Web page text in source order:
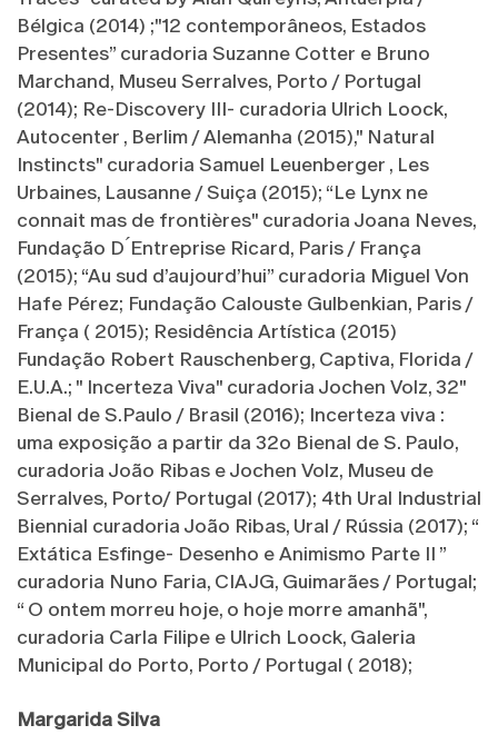
Bélgica (2014) ;"12 contemporâneos, Estados
Presentes” curadoria Suzanne Cotter e Bruno
Marchand, Museu Serralves, Porto / Portugal
(2014); Re-Discovery III- curadoria Ulrich Loock,
Autocenter , Berlim / Alemanha (2015)," Natural
Instincts" curadoria Samuel Leuenberger , Les
Urbaines, Lausanne / Suiça (2015); “Le Lynx ne
connait mas de frontières" curadoria Joana Neves,
Fundação D ́Entreprise Ricard, Paris / França
(2015); “Au sud d’aujourd’hui” curadoria Miguel Von
Hafe Pérez; Fundação Calouste Gulbenkian, Paris /
França ( 2015); Residência Artística (2015)
Fundação Robert Rauschenberg, Captiva, Florida /
E.U.A.; " Incerteza Viva" curadoria Jochen Volz, 32"
Bienal de S.Paulo / Brasil (2016); Incerteza viva :
uma exposição a partir da 32o Bienal de S. Paulo,
curadoria João Ribas e Jochen Volz, Museu de
Serralves, Porto/ Portugal (2017); 4th Ural Industrial
Biennial curadoria João Ribas, Ural / Rússia (2017); “
Extática Esfinge- Desenho e Animismo Parte II ”
curadoria Nuno Faria, CIAJG, Guimarães / Portugal;
“ O ontem morreu hoje, o hoje morre amanhã",
curadoria Carla Filipe e Ulrich Loock, Galeria
Municipal do Porto, Porto / Portugal ( 2018);
Margarida Silva